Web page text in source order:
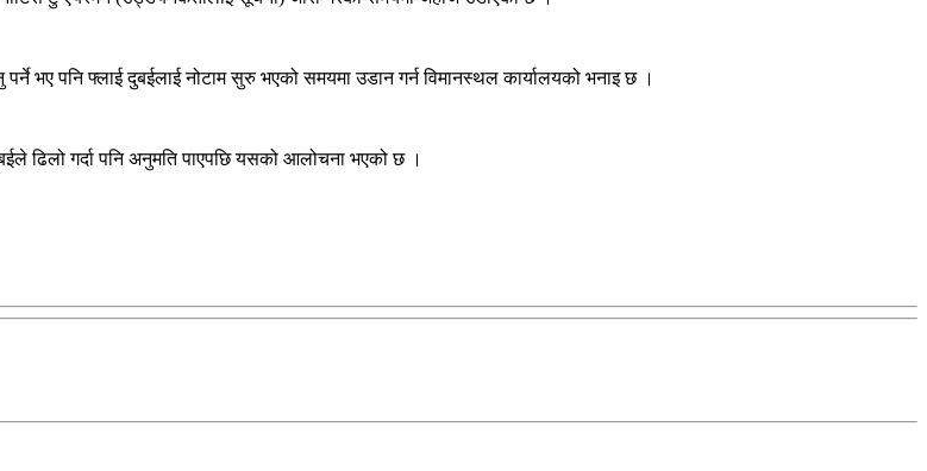
भए पनि फ्लाई दुबईलाई नोटाम सुरु भएको समयमा उडान गर्न विमानस्थल कार्यालयको भनाइ छ ।
ढिलो गर्दा पनि अनुमति पाएपछि यसको आलोचना भएको छ ।